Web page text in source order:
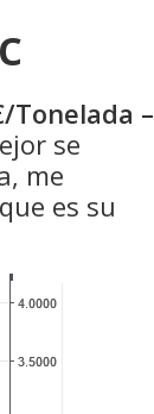
Tonelada –
se
me
es su